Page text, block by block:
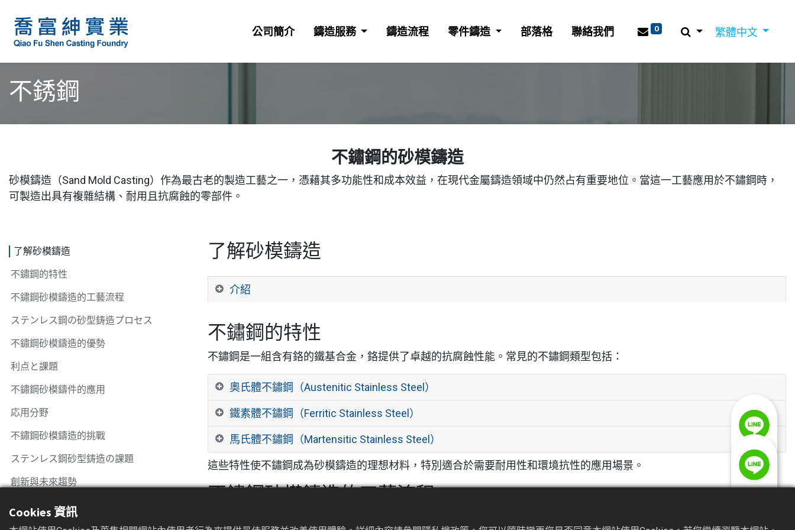
公司簡介 鑄造服務 鑄造流程 零件鑄造 部落格 聯絡我們 0 繁體中文
不銹鋼
不鏽鋼的砂模鑄造
砂模鑄造（Sand Mold Casting）作為最古老的製造工藝之一，憑藉其多功能性和成本效益，在現代金屬鑄造領域中仍然占有重要地位。當這一工藝應用於不鏽鋼時，
可製造出具有複雜結構、耐用且抗腐蝕的零部件。
了解砂模鑄造
不鏽鋼的特性
不鏽鋼砂模鑄造的工藝流程
ステンレス鋼の砂型鋳造プロセス
不鏽鋼砂模鑄造的優勢
利点と課題
不鏽鋼砂模鑄件的應用
応用分野
不鏽鋼砂模鑄造的挑戰
ステンレス鋼砂型鋳造の課題
創新與未來趨勢
了解砂模鑄造
介紹
不鏽鋼的特性
不鏽鋼是一組含有鉻的鐵基合金，鉻提供了卓越的抗腐蝕性能。常見的不鏽鋼類型包括：
奧氏體不鏽鋼（Austenitic Stainless Steel）
鐵素體不鏽鋼（Ferritic Stainless Steel）
馬氏體不鏽鋼（Martensitic Stainless Steel）
這些特性使不鏽鋼成為砂模鑄造的理想材料，特別適合於需要耐用性和環境抗性的應用場景。
不鏽鋼砂模鑄造的工藝流程
Cookies 資訊